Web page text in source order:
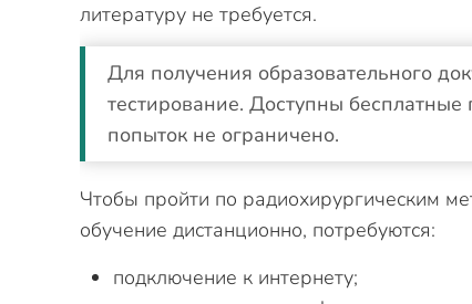
литературу не требуется.
Для получения образовательного
тестирование. Доступны
попыток не ограничено.
Чтобы пройти по радиохирургическим
обучение дистанционно, потребуются:
подключение к интернету;